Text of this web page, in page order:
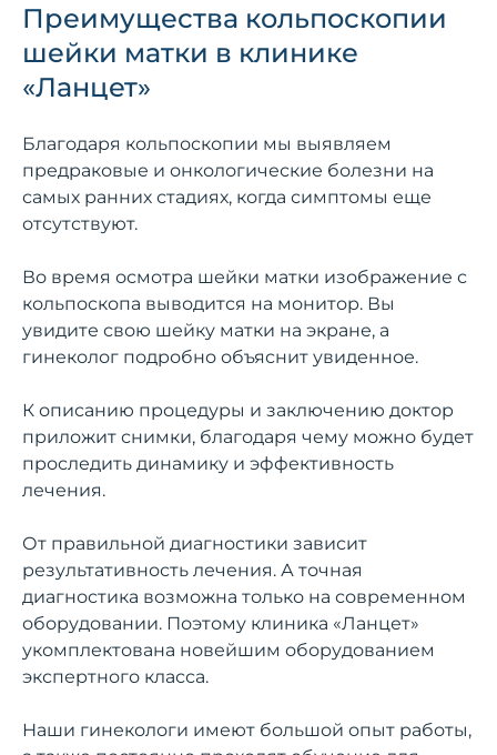
Преимущества кольпоскопии
шейки матки в клинике
«Ланцет»
Благодаря кольпоскопии мы выявляем
предраковые и онкологические болезни на
самых ранних стадиях, когда симптомы еще
отсутствуют.
Во время осмотра шейки матки изображение с
кольпоскопа выводится на монитор. Вы
увидите свою шейку матки на экране, а
гинеколог подробно объяснит увиденное.
К описанию процедуры и заключению доктор
приложит снимки, благодаря чему можно будет
проследить динамику и эффективность
лечения.
От правильной диагностики зависит
результативность лечения. А точная
диагностика возможна только на современном
оборудовании. Поэтому клиника «Ланцет»
укомплектована новейшим оборудованием
экспертного класса.
Наши гинекологи имеют большой опыт работы,